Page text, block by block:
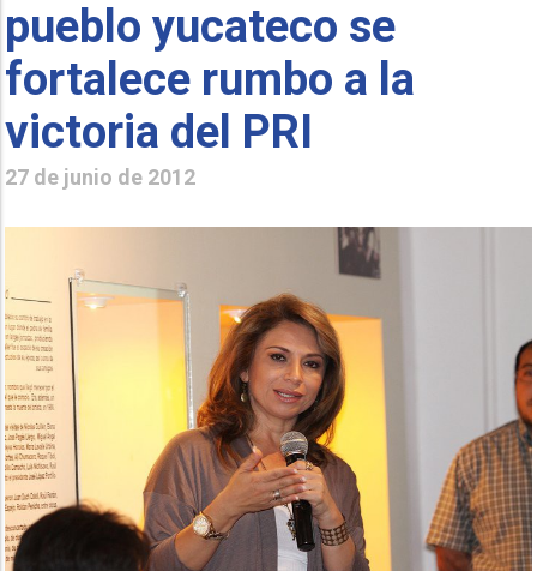
pueblo yucateco se
fortalece rumbo a la
victoria del PRI
27 de junio de 2012